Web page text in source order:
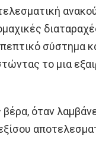
σύστημα
το μια
όταν